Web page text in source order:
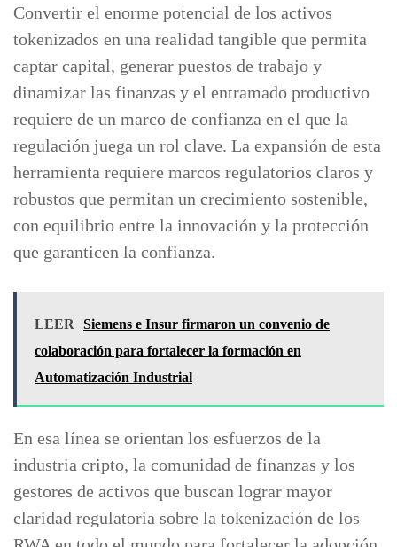
Convertir el enorme potencial de los activos
tokenizados en una realidad tangible que permita
captar capital, generar puestos de trabajo y
dinamizar las finanzas y el entramado productivo
requiere de un marco de confianza en el que la
regulación juega un rol clave. La expansión de esta
herramienta requiere marcos regulatorios claros y
robustos que permitan un crecimiento sostenible,
con equilibrio entre la innovación y la protección
que garanticen la confianza.
LEER
Siemens e Insur firmaron un convenio de
colaboración para fortalecer la formación en
Automatización Industrial
En esa línea se orientan los esfuerzos de la
industria cripto, la comunidad de finanzas y los
gestores de activos que buscan lograr mayor
claridad regulatoria sobre la tokenización de los